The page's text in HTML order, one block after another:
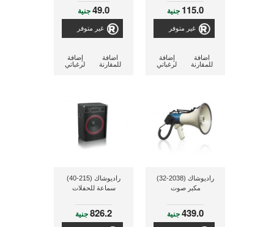
100-Watt PA
Indoor/Outdoor
Powerhorn® Speaker)
115.0 جنية
غير متوفر
إضافة
لرغباتي
اضافة
للمقارنة
49.0جنية
غير متوفر
إضافة
لرغباتي
اضافة
للمقارنة
راديوشاك (2038-32)
مكبر صوت
439.0جنية
راديوشاك (215-40)
سماعة للحفلات
826.2جنية